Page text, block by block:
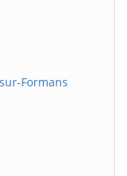
Formans